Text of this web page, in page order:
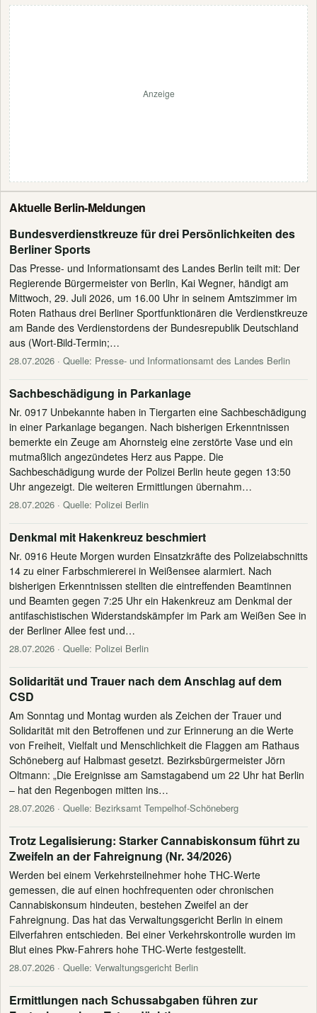
Anzeige
Aktuelle Berlin-Meldungen
Bundesverdienstkreuze für drei Persönlichkeiten des
Berliner Sports
Das Presse- und Informationsamt des Landes Berlin teilt mit: Der
Regierende Bürgermeister von Berlin, Kai Wegner, händigt am
Mittwoch, 29. Juli 2026, um 16.00 Uhr in seinem Amtszimmer im
Roten Rathaus drei Berliner Sportfunktionären die Verdienstkreuze
am Bande des Verdienstordens der Bundesrepublik Deutschland
aus (Wort-Bild-Termin;…
28.07.2026 · Quelle: Presse- und Informationsamt des Landes Berlin
Sachbeschädigung in Parkanlage
Nr. 0917 Unbekannte haben in Tiergarten eine Sachbeschädigung
in einer Parkanlage begangen. Nach bisherigen Erkenntnissen
bemerkte ein Zeuge am Ahornsteig eine zerstörte Vase und ein
mutmaßlich angezündetes Herz aus Pappe. Die
Sachbeschädigung wurde der Polizei Berlin heute gegen 13:50
Uhr angezeigt. Die weiteren Ermittlungen übernahm…
28.07.2026 · Quelle: Polizei Berlin
Denkmal mit Hakenkreuz beschmiert
Nr. 0916 Heute Morgen wurden Einsatzkräfte des Polizeiabschnitts
14 zu einer Farbschmiererei in Weißensee alarmiert. Nach
bisherigen Erkenntnissen stellten die eintreffenden Beamtinnen
und Beamten gegen 7:25 Uhr ein Hakenkreuz am Denkmal der
antifaschistischen Widerstandskämpfer im Park am Weißen See in
der Berliner Allee fest und…
28.07.2026 · Quelle: Polizei Berlin
Solidarität und Trauer nach dem Anschlag auf dem
CSD
Am Sonntag und Montag wurden als Zeichen der Trauer und
Solidarität mit den Betroffenen und zur Erinnerung an die Werte
von Freiheit, Vielfalt und Menschlichkeit die Flaggen am Rathaus
Schöneberg auf Halbmast gesetzt. Bezirksbürgermeister Jörn
Oltmann: „Die Ereignisse am Samstagabend um 22 Uhr hat Berlin
– hat den Regenbogen mitten ins…
28.07.2026 · Quelle: Bezirksamt Tempelhof-Schöneberg
Trotz Legalisierung: Starker Cannabiskonsum führt zu
Zweifeln an der Fahreignung (Nr. 34/2026)
Werden bei einem Verkehrsteilnehmer hohe THC-Werte
gemessen, die auf einen hochfrequenten oder chronischen
Cannabiskonsum hindeuten, bestehen Zweifel an der
Fahreignung. Das hat das Verwaltungsgericht Berlin in einem
Eilverfahren entschieden. Bei einer Verkehrskontrolle wurden im
Blut eines Pkw-Fahrers hohe THC-Werte festgestellt.
28.07.2026 · Quelle: Verwaltungsgericht Berlin
Ermittlungen nach Schussabgaben führen zur